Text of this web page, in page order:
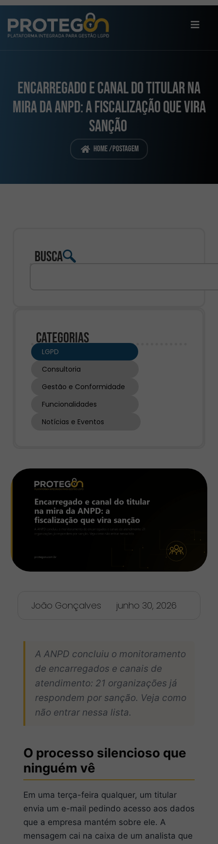
Encarregado e canal do titular na
mira da ANPD: a fiscalização que vira
sanção
Home /Postagem
João Gonçalves junho 30, 2026
A ANPD concluiu o monitoramento
de encarregados e canais de
atendimento: 21 organizações já
respondem por sanção. Veja como
não entrar nessa lista.
O processo silencioso que
ninguém vê
Em uma terça-feira qualquer, um titular
envia um e-mail pedindo acesso aos dados
que a empresa mantém sobre ele. A
mensagem cai na caixa de um analista que
Busca
Categorias
LGPD
Consultoria
Gestão e Conformidade
Funcionalidades
Notícias e Eventos